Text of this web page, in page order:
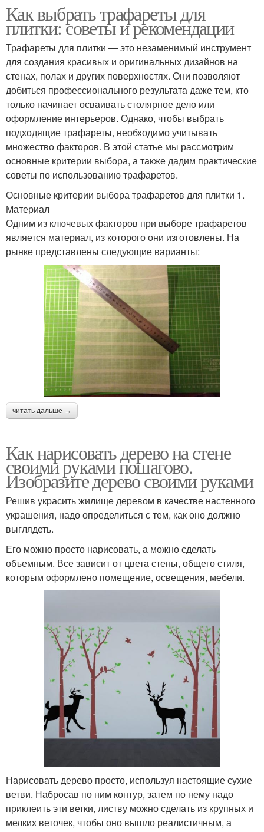
Как выбрать трафареты для
плитки: советы и рекомендации
Трафареты для плитки — это незаменимый инструмент
для создания красивых и оригинальных дизайнов на
стенах, полах и других поверхностях. Они позволяют
добиться профессионального результата даже тем, кто
только начинает осваивать столярное дело или
оформление интерьеров. Однако, чтобы выбрать
подходящие трафареты, необходимо учитывать
множество факторов. В этой статье мы рассмотрим
основные критерии выбора, а также дадим практические
советы по использованию трафаретов.
Основные критерии выбора трафаретов для плитки 1.
Материал
Одним из ключевых факторов при выборе трафаретов
является материал, из которого они изготовлены. На
рынке представлены следующие варианты:
читать дальше →
Как нарисовать дерево на стене
своими руками пошагово.
Изобразите дерево своими руками
Решив украсить жилище деревом в качестве настенного
украшения, надо определиться с тем, как оно должно
выглядеть.
Его можно просто нарисовать, а можно сделать
объемным. Все зависит от цвета стены, общего стиля,
которым оформлено помещение, освещения, мебели.
Нарисовать дерево просто, используя настоящие сухие
ветви. Набросав по ним контур, затем по нему надо
приклеить эти ветки, листву можно сделать из крупных и
мелких веточек, чтобы оно вышло реалистичным, а